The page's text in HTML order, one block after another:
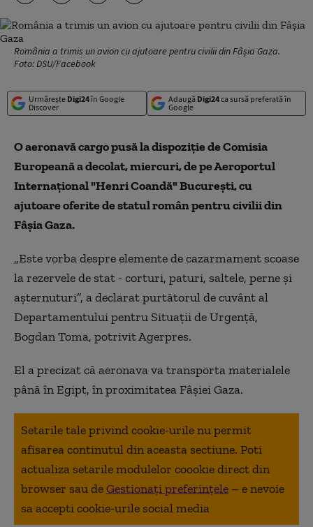
România a trimis un avion cu ajutoare pentru civilii din Fâșia Gaza.
Foto: DSU/Facebook
Urmărește Digi24în Google
Discover
Adaugă Digi24ca sursă preferată în
Google
O aeronavă cargo pusă la dispoziţie de Comisia
Europeană a decolat, miercuri, de pe Aeroportul
Internaţional "Henri Coandă" Bucureşti, cu
ajutoare oferite de statul român pentru civilii din
Fâşia Gaza.
„Este vorba despre elemente de cazarmament scoase
la rezervele de stat - corturi, paturi, saltele, perne şi
aşternuturi”, a declarat purtătorul de cuvânt al
Departamentului pentru Situaţii de Urgenţă,
Bogdan Toma, potrivit Agerpres.
El a precizat că aeronava va transporta materialele
până în Egipt, în proximitatea Fâşiei Gaza.
Setarile tale privind cookie-urile nu permit
afisarea continutul din aceasta sectiune. Poti
actualiza setarile modulelor coookie direct din
browser sau deGestionați preferințele – e nevoie
sa accepti cookie-urile social media